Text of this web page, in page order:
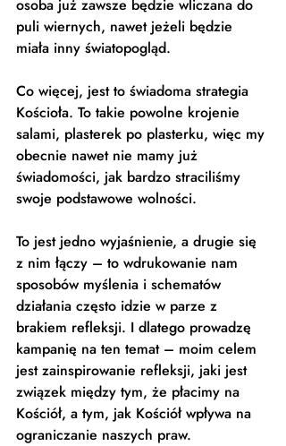
osoba już zawsze będzie wliczana do
puli wiernych, nawet jeżeli będzie
miała inny światopogląd.
Co więcej, jest to świadoma strategia
Kościoła. To takie powolne krojenie
salami, plasterek po plasterku, więc my
obecnie nawet nie mamy już
świadomości, jak bardzo straciliśmy
swoje podstawowe wolności.
To jest jedno wyjaśnienie, a drugie się
z nim łączy – to wdrukowanie nam
sposobów myślenia i schematów
działania często idzie w parze z
brakiem refleksji. I dlatego prowadzę
kampanię na ten temat – moim celem
jest zainspirowanie refleksji, jaki jest
związek między tym, że płacimy na
Kościół, a tym, jak Kościół wpływa na
ograniczanie naszych praw.